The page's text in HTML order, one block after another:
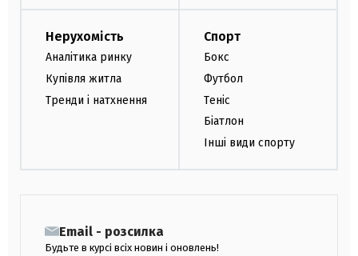
Нерухомість
Аналітика ринку
Купівля житла
Тренди і натхнення
Спорт
Бокс
Футбол
Теніс
Біатлон
Інші види спорту
Email - розсилка
Будьте в курсі всіх новин і оновлень!